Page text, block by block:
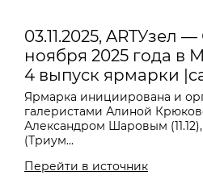
03.11.2025, ARTУзел
ноября 2025 года в
4 выпуск ярмарки
Ярмарка инициирована и
галеристами Алиной
Александром Шаровым
(Триум...
Перейти в источник